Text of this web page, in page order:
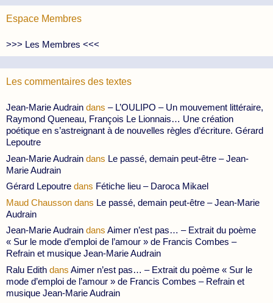
Espace Membres
>>> Les Membres <<<
Les commentaires des textes
Jean-Marie Audrain dans – L’OULIPO – Un mouvement littéraire,
Raymond Queneau, François Le Lionnais… Une création
poétique en s’astreignant à de nouvelles règles d’écriture. Gérard
Lepoutre
Jean-Marie Audrain dans Le passé, demain peut-être – Jean-
Marie Audrain
Gérard Lepoutre dans Fétiche lieu – Daroca Mikael
Maud Chausson dans Le passé, demain peut-être – Jean-Marie
Audrain
Jean-Marie Audrain dans Aimer n’est pas… – Extrait du poème
« Sur le mode d’emploi de l’amour » de Francis Combes –
Refrain et musique Jean-Marie Audrain
Ralu Edith dans Aimer n’est pas… – Extrait du poème « Sur le
mode d’emploi de l’amour » de Francis Combes – Refrain et
musique Jean-Marie Audrain